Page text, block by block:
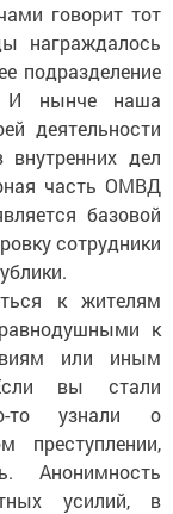
говорит тот
награждалось
подразделение
И нынче наша
деятельности
дел
часть ОМВД
базовой
сотрудники
к жителям
к
или иным
вы стали
то узнали о
преступлении,
Анонимность
усилий, в